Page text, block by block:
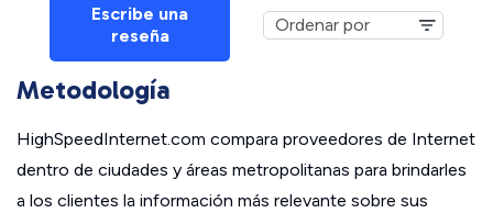
Escribe una
reseña
Metodología
HighSpeedInternet.com compara proveedores de Internet
dentro de ciudades y áreas metropolitanas para brindarles
a los clientes la información más relevante sobre sus